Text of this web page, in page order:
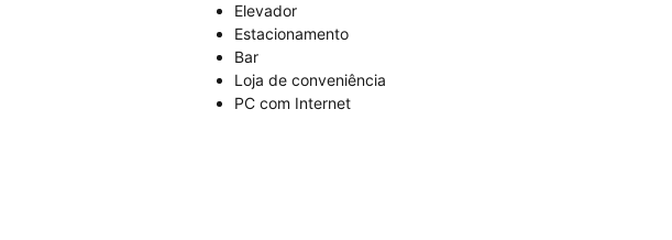
Elevador
Estacionamento
Bar
Loja de conveniência
PC com Internet